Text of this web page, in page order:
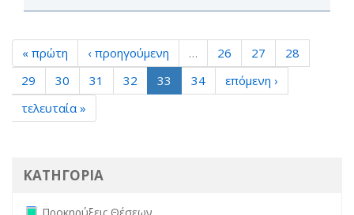
« πρώτη ‹ προηγούμενη … 26 27
28
29
30 31 32 33 34
επόμενη ›
τελευταία »
ΚΑΤΗΓΟΡΙΑ
Remove Προκηρύξεις Θέσεων filter